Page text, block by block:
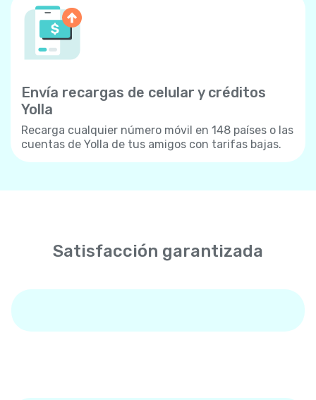
Envía recargas de celular y créditos
Yolla
Recarga cualquier número móvil en 148 países o las
cuentas de Yolla de tus amigos con tarifas bajas.
Satisfacción garantizada